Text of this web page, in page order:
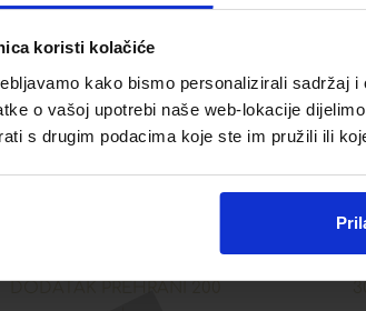
koristi kolačiće
kako bismo personalizirali sadržaj
o vašoj upotrebi naše web-lokacije
s drugim podacima koje ste im pružili ili
Telegram Twitter